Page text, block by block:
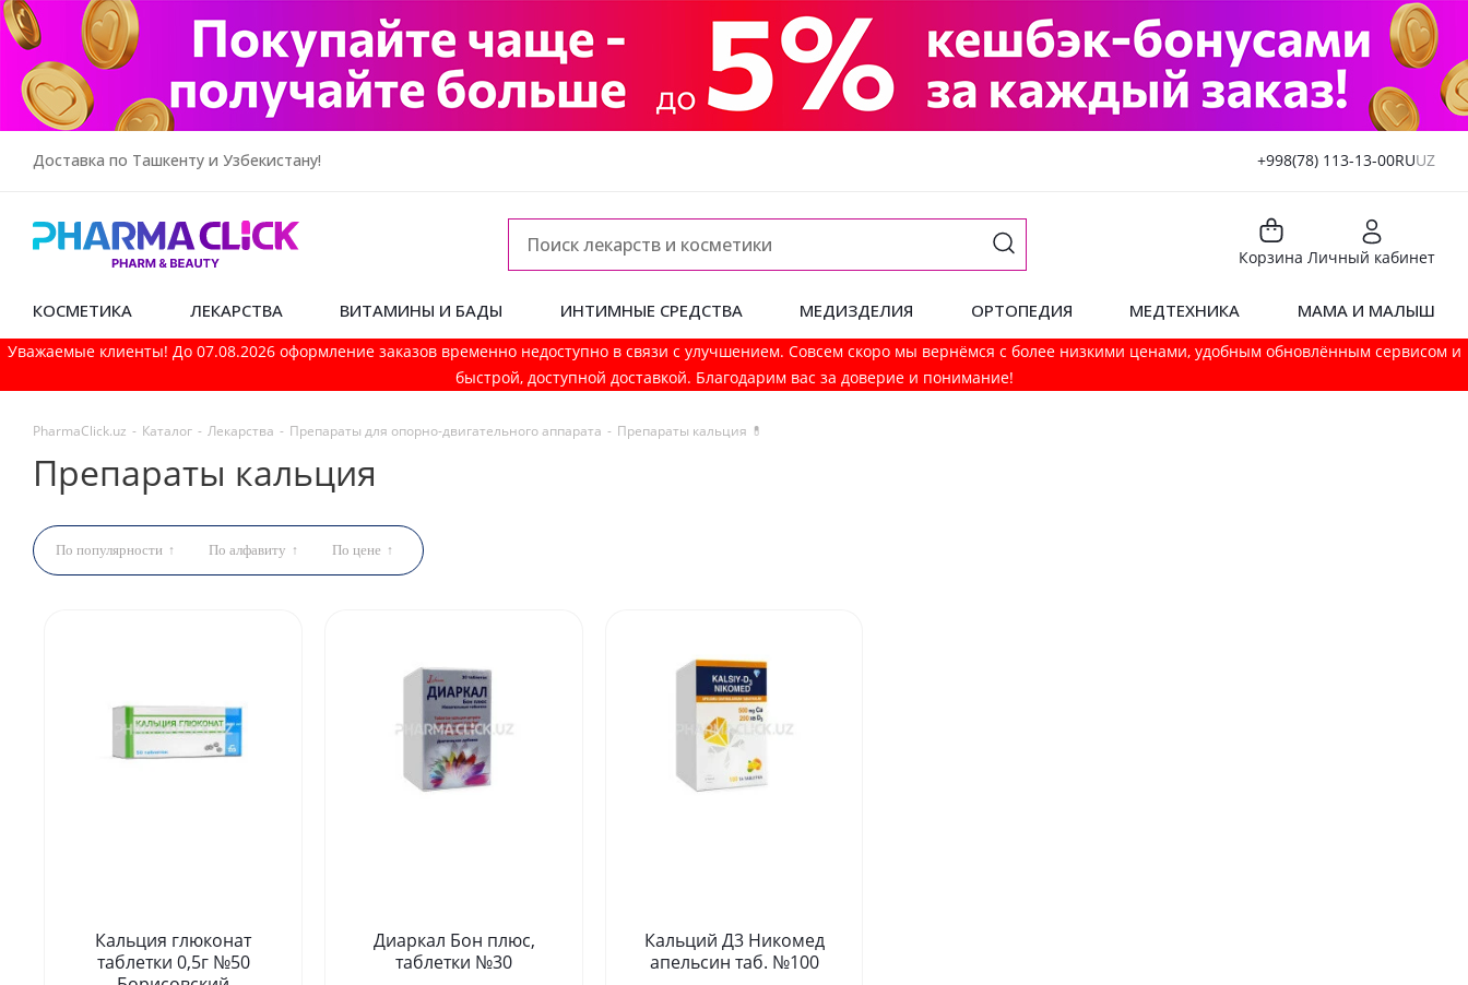
Доставка по Ташкенту и Узбекистану! +998(78) 113-13-00RUUZ
Корзина Личный кабинет
КОСМЕТИКА ЛЕКАРСТВА ВИТАМИНЫ И БАДЫ ИНТИМНЫЕ СРЕДСТВА МЕДИЗДЕЛИЯ ОРТОПЕДИЯ МЕДТЕХНИКА МАМА И МАЛЫШ
Уважаемые клиенты! До 07.08.2026 оформление заказов временно недоступно в связи с улучшением. Совсем скоро мы вернёмся с более низкими ценами, удобным обновлённым сервисом и
быстрой, доступной доставкой. Благодарим вас за доверие и понимание!
PharmaСlick.uz - Каталог - Лекарства - Препараты для опорно-двигательного аппарата - Препараты кальция 💊
Препараты кальция
По популярности По алфавиту По цене
Кальция глюконат
таблетки 0,5г №50
Диаркал Бон плюс,
таблетки №30
Кальций Д3 Никомед
апельсин таб. №100